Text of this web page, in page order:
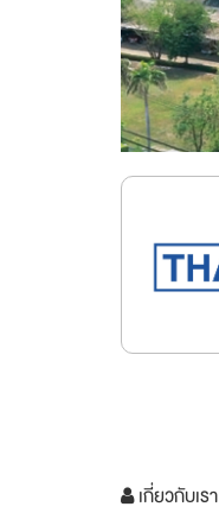
เกี่ยวกับเรา